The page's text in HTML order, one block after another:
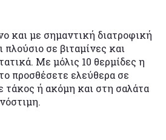
και με σημαντική διατροφική
πλούσιο σε βιταμίνες και
Με μόλις 10 θερμίδες η
προσθέσετε ελεύθερα σε
τάκος ή ακόμη και στη σαλάτα